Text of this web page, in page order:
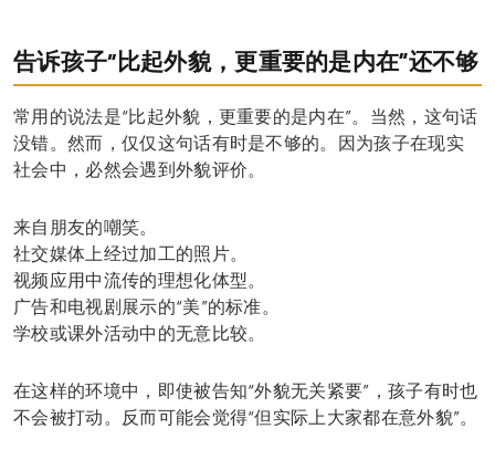
告诉孩子“比起外貌，更重要的是内在”还不够
常用的说法是“比起外貌，更重要的是内在”。当然，这句话
没错。然而，仅仅这句话有时是不够的。因为孩子在现实
社会中，必然会遇到外貌评价。
来自朋友的嘲笑。
社交媒体上经过加工的照片。
视频应用中流传的理想化体型。
广告和电视剧展示的“美”的标准。
学校或课外活动中的无意比较。
在这样的环境中，即使被告知“外貌无关紧要”，孩子有时也
不会被打动。反而可能会觉得“但实际上大家都在意外貌”。